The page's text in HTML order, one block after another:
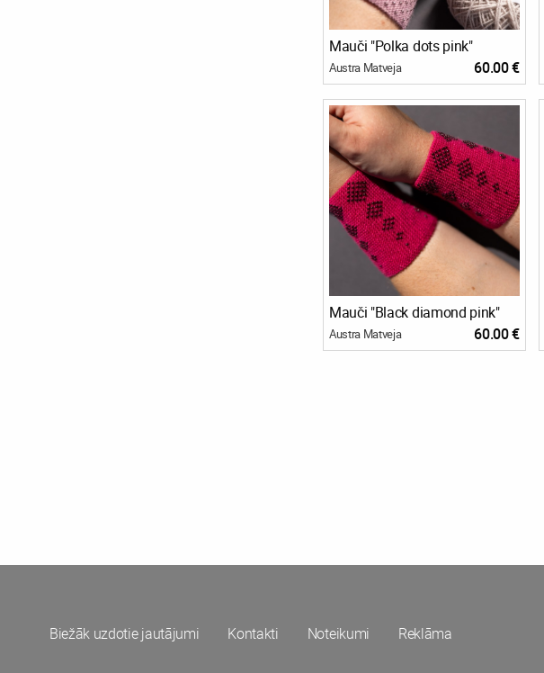
Mauči "Polka dots pink"
Austra Matveja 60.00 €
Mauči "Black diamond pink"
Austra Matveja 60.00 €
Biežāk uzdotie jautājumi Kontakti Noteikumi
Reklāma